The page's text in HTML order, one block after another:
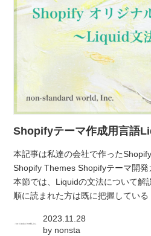
Shopifyテーマ作成用言語
本記事は私達の会社で作った
Shopify Themes Shopifyテーマ開発
本節では、Liquidの文法について解
順に読まれた方は既に把握してい
2023.11.28
by nonsta